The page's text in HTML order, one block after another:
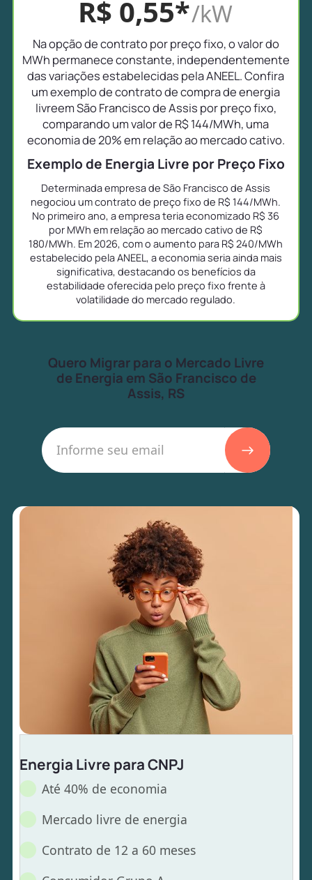
R$ 0,55*/kW
Na opção de contrato por preço fixo, o valor do
MWh permanece constante, independentemente
das variações estabelecidas pela ANEEL. Confira
um exemplo de contrato de compra de energia
livreem São Francisco de Assis por preço fixo,
comparando um valor de R$ 144/MWh, uma
economia de 20% em relação ao mercado cativo.
Exemplo de Energia Livre por Preço Fixo
Determinada empresa de São Francisco de Assis
negociou um contrato de preço fixo de R$ 144/MWh.
No primeiro ano, a empresa teria economizado R$ 36
por MWh em relação ao mercado cativo de R$
180/MWh. Em 2026, com o aumento para R$ 240/MWh
estabelecido pela ANEEL, a economia seria ainda mais
significativa, destacando os benefícios da
estabilidade oferecida pelo preço fixo frente à
volatilidade do mercado regulado.
Quero Migrar para o Mercado Livre
de Energia em São Francisco de
Assis, RS
Energia Livre para CNPJ
Até 40% de economia
Mercado livre de energia
Contrato de 12 a 60 meses